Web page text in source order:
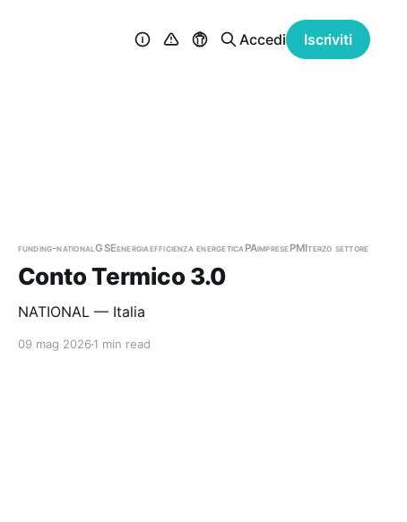
Accedi Iscriviti
funding-nationalGSEenergiaefficienza energeticaPAimpresePMIterzo settore
Conto Termico 3.0
NATIONAL — Italia
09 mag 20261 min read